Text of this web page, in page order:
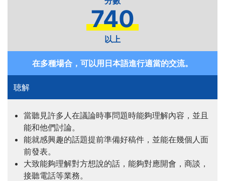
740
以上
在多種場合，可以用日本語進行適當的交流。
當聽見許多人在議論時事問題時能夠理解內容，並且
能和他們討論。
能就感興趣的話題提前準備好稿件，並能在幾個人面
前發表。
大致能夠理解對方想說的話，能夠對應開會，商談，
接聽電話等業務。